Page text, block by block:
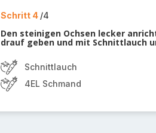
Schritt 4 /4
Den steinigen Ochsen lecker
drauf geben und mit Schnittlauch
Schnittlauch
4EL Schmand